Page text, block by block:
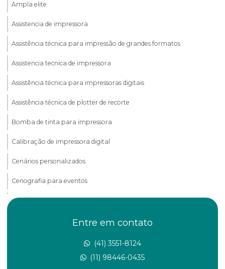
Ampla elite
Assistencia de impressora
Assistência técnica para impressão de grandes formatos
Assistencia tecnica de impressora
Assistência técnica para impressoras digitais
Assistência técnica de plotter de recorte
Bomba de tinta para impressora
Calibração de impressora digital
Cenários personalizados
Cenografia para eventos
Cenografia para exposições
Cenografia para feiras
Conserto de impressora
Entre em contato
(41) 3551-8124
(11) 98446-0435